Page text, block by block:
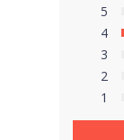
5
4
3
2
1